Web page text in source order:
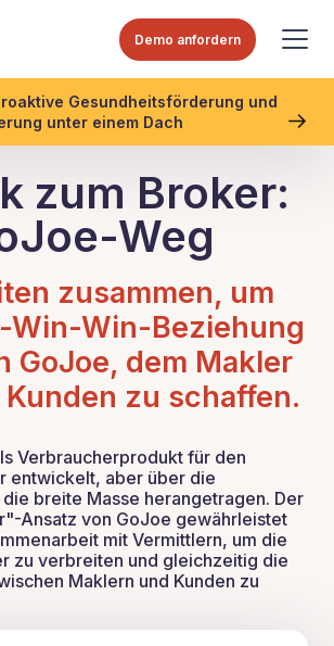
Demo anfordern
Gesundheitsförderung und
unter einem Dach
zum Broker:
Weg
zusammen, um
Win-Win-Beziehung
GoJoe, dem Makler
zu schaffen.
Verbraucherprodukt für den
entwickelt, aber über die
breite Masse herangetragen. Der
Ansatz von GoJoe gewährleistet
mit Vermittlern, um die
zu verbreiten und gleichzeitig die
Maklern und Kunden zu